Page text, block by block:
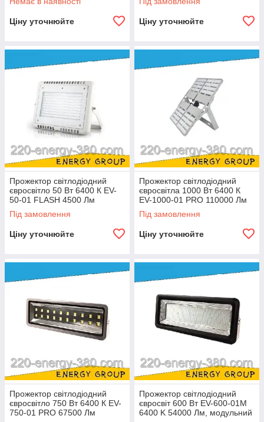
Ціну уточнюйте Ціну уточнюйте
Прожектор світлодіодний
євросвітло 50 Вт 6400 К EV-
50-01 FLASH 4500 Лм
Під замовлення
Ціну уточнюйте
Прожектор світлодіодний
євросвітла 1000 Вт 6400 К
EV-1000-01 PRO 110000 Лм
Під замовлення
Ціну уточнюйте
Прожектор світлодіодний
євросвітло 750 Вт 6400 К EV-
750-01 PRO 67500 Лм
Прожектор світлодіодний
євросвіт 600 Вт EV-600-01M
6400 K 54000 Лм, модульний